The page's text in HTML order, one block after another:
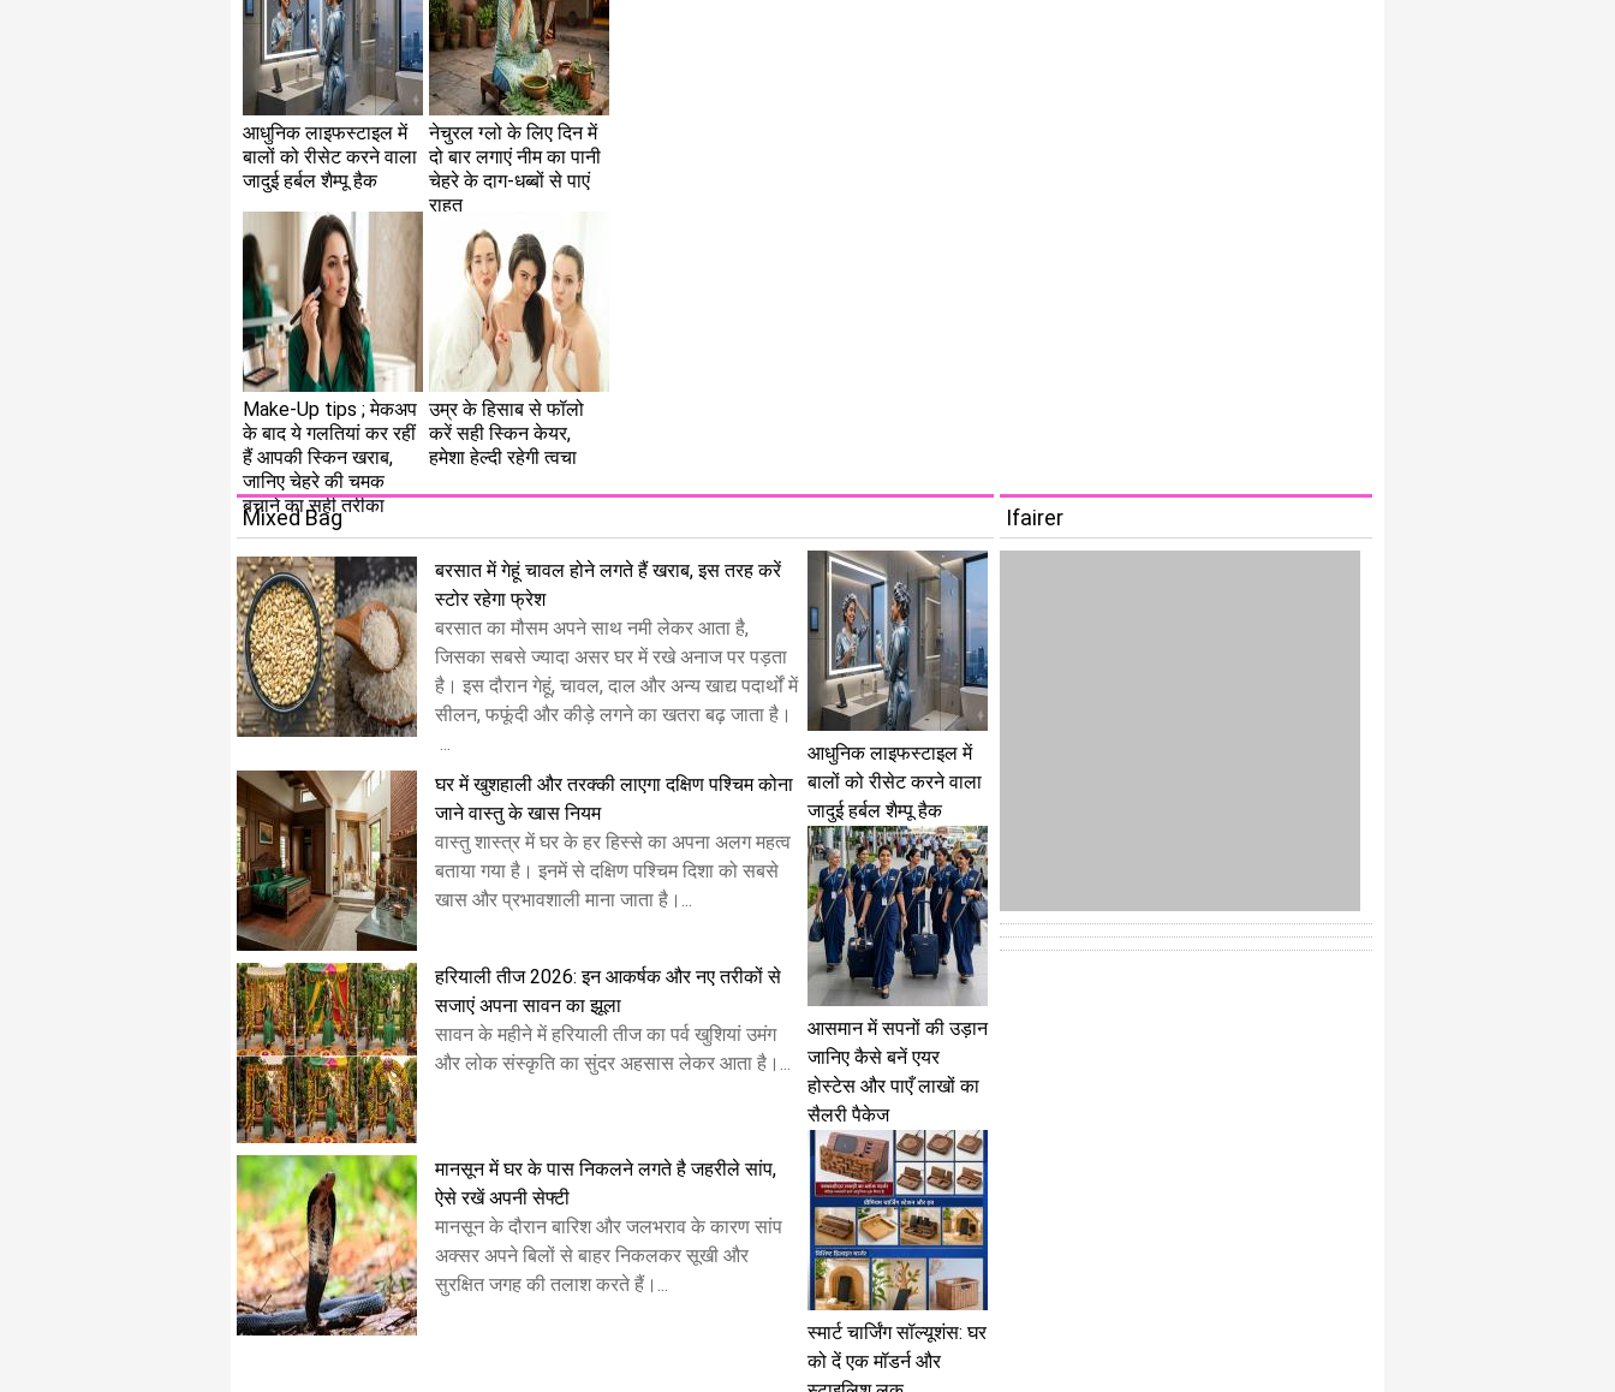
आधुनिक लाइफस्टाइल में
बालों को रीसेट करने वाला
जादुई हर्बल शैम्पू हैक
नेचुरल ग्लो के लिए दिन में
दो बार लगाएं नीम का पानी
चेहरे के दाग-धब्बों से पाएं
राहत
Make-Up tips ; मेकअप
के बाद ये गलतियां कर रहीं
हैं आपकी स्किन खराब,
जानिए चेहरे की चमक
बचाने का सही तरीका
उम्र के हिसाब से फॉलो
करें सही स्किन केयर,
हमेशा हेल्दी रहेगी त्वचा
Mixed Bag
बरसात में गेहूं चावल होने लगते हैं खराब, इस तरह करें
स्टोर रहेगा फ्रेश
बरसात का मौसम अपने साथ नमी लेकर आता है,
जिसका सबसे ज्यादा असर घर में रखे अनाज पर पड़ता
है। इस दौरान गेहूं, चावल, दाल और अन्य खाद्य पदार्थों में
सीलन, फफूंदी और कीड़े लगने का खतरा बढ़ जाता है।
...
घर में खुशहाली और तरक्की लाएगा दक्षिण पश्चिम कोना
जाने वास्तु के खास नियम
​वास्तु शास्त्र में घर के हर हिस्से का अपना अलग महत्व
बताया गया है। इनमें से दक्षिण पश्चिम दिशा को सबसे
खास और प्रभावशाली माना जाता है।...
हरियाली तीज 2026: इन आकर्षक और नए तरीकों से
सजाएं अपना सावन का झूला
सावन के महीने में हरियाली तीज का पर्व खुशियां उमंग
और लोक संस्कृति का सुंदर अहसास लेकर आता है।...
मानसून में घर के पास निकलने लगते है जहरीले सांप,
ऐसे रखें अपनी सेफ्टी
मानसून के दौरान बारिश और जलभराव के कारण सांप
अक्सर अपने बिलों से बाहर निकलकर सूखी और
सुरक्षित जगह की तलाश करते हैं।...
आधुनिक लाइफस्टाइल में
बालों को रीसेट करने वाला
जादुई हर्बल शैम्पू हैक
आसमान में सपनों की उड़ान
जानिए कैसे बनें एयर
होस्टेस और पाएँ लाखों का
सैलरी पैकेज
स्मार्ट चार्जिंग सॉल्यूशंस: घर
को दें एक मॉडर्न और
Ifairer